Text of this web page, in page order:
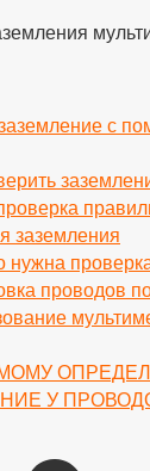
с
заземления
нужна
проводов
У